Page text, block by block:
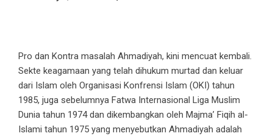
Pro dan Kontra masalah Ahmadiyah, kini mencuat kembali.
Sekte keagamaan yang telah dihukum murtad dan keluar
dari Islam oleh Organisasi Konfrensi Islam (OKI) tahun
1985, juga sebelumnya Fatwa Internasional Liga Muslim
Dunia tahun 1974 dan dikembangkan oleh Majma’ Fiqih al-
Islami tahun 1975 yang menyebutkan Ahmadiyah adalah